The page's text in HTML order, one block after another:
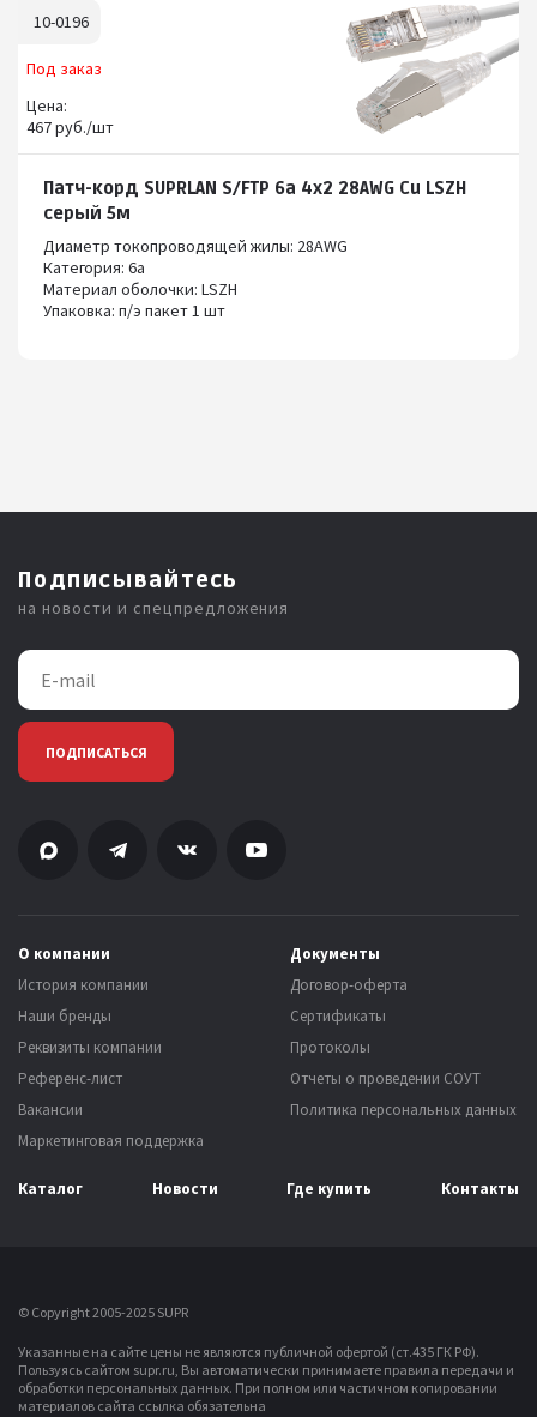
Патч-корд SUPRLAN S/FTP 6a 4x2 28AWG Cu LSZH
серый 5м
Диаметр токопроводящей жилы: 28AWG
Категория: 6а
Материал оболочки: LSZH
Упаковка: п/э пакет 1 шт
Цена:
467 руб./шт
Под заказ
10-0196
Подписывайтесь
на новости и спецпредложения
ПОДПИСАТЬСЯ
О компании
История компании
Наши бренды
Реквизиты компании
Референс-лист
Вакансии
Маркетинговая поддержка
Документы
Договор-оферта
Сертификаты
Протоколы
Отчеты о проведении СОУТ
Политика персональных данных
Каталог Новости Где купить Контакты
© Copyright 2005-2025 SUPR
Указанные на сайте цены не являются публичной офертой (ст.435 ГК РФ).
Пользуясь сайтом supr.ru, Вы автоматически принимаете правила передачи и
обработки персональных данных. При полном или частичном копировании
материалов сайта ссылка обязательна